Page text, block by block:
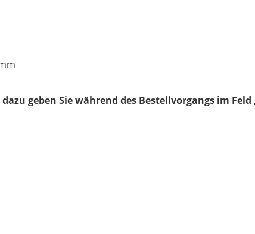
dazu geben Sie während des Bestellvorgangs im